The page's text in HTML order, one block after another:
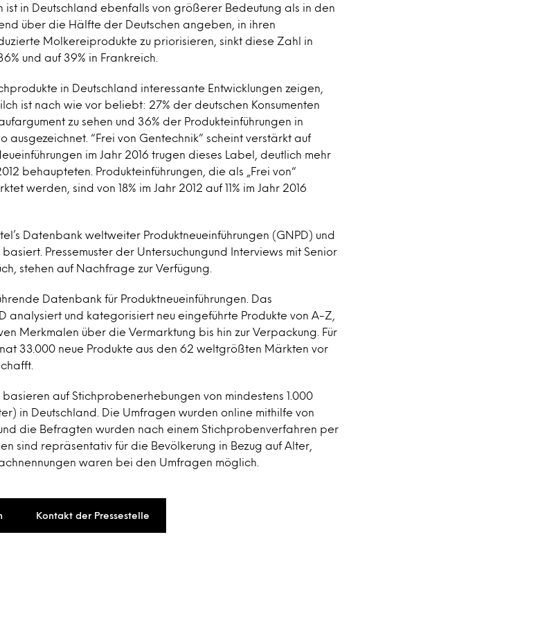
ist in Deutschland ebenfalls von größerer Bedeutung als in den
über die Hälfte der Deutschen angeben, in ihren
Molkereiprodukte zu priorisieren, sinkt diese Zahl in
und auf 39% in Frankreich.
in Deutschland interessante Entwicklungen zeigen,
ist nach wie vor beliebt: 27% der deutschen Konsumenten
zu sehen und 36% der Produkteinführungen in
ausgezeichnet. “Frei von Gentechnik” scheint verstärkt auf
im Jahr 2016 trugen dieses Label, deutlich mehr
behaupteten. Produkteinführungen, die als „Frei von“
werden, sind von 18% im Jahr 2012 auf 11% im Jahr 2016
Datenbank weltweiter Produktneueinführungen (GNPD) und
Pressemuster der Untersuchungund Interviews mit Senior
stehen auf Nachfrage zur Verfügung.
Datenbank für Produktneueinführungen. Das
analysiert und kategorisiert neu eingeführte Produkte von A-Z,
Merkmalen über die Vermarktung bis hin zur Verpackung. Für
33.000 neue Produkte aus den 62 weltgrößten Märkten vor
auf Stichprobenerhebungen von mindestens 1.000
in Deutschland. Die Umfragen wurden online mithilfe von
die Befragten wurden nach einem Stichprobenverfahren per
sind repräsentativ für die Bevölkerung in Bezug auf Alter,
waren bei den Umfragen möglich.
Kontakt der Pressestelle